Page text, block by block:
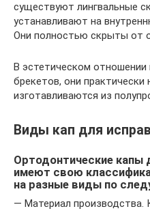
существуют лингвальные
устанавливают на
Они полностью скрыты от
В эстетическом
брекетов, они практически
изготавливаются из
Виды кап для
Ортодонтические капы
имеют свою
на разные виды по
— Материал производства.